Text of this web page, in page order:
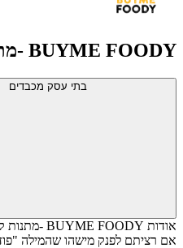
BUYME FOODY -מתנות קולינריות שוות
בתי עסק מכבדים
אודות BUYME FOODY -מתנות קולינריות שוות
אם רציתם לפנק מישהו שהמילה